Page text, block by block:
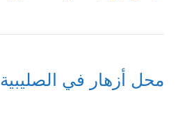
محل أزهار في الصليبية